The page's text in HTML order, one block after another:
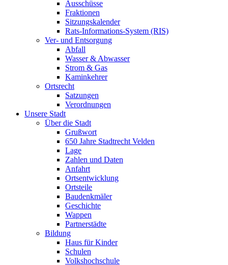
Ausschüsse
Fraktionen
Sitzungskalender
Rats-Informations-System (RIS)
Ver- und Entsorgung
Abfall
Wasser & Abwasser
Strom & Gas
Kaminkehrer
Ortsrecht
Satzungen
Verordnungen
Unsere Stadt
Über die Stadt
Grußwort
650 Jahre Stadtrecht Velden
Lage
Zahlen und Daten
Anfahrt
Ortsentwicklung
Ortsteile
Baudenkmäler
Geschichte
Wappen
Partnerstädte
Bildung
Haus für Kinder
Schulen
Volkshochschule